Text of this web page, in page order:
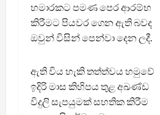
හමාරකට පමණ පෙර ආරම්භ
කිරීමට පියවර ගෙන ඇති බවද
ඔවුන් විසින් පෙන්වා දෙන ලදී.
ඇති විය හැකි තත්ත්වය හමුවේ
ඉදිරි මාස කිහිපය තුළ අඛණ්ඩ
විදුලි සැපයුමක් සහතික කිරීම